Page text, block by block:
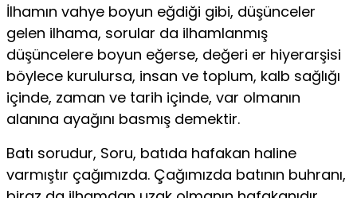
İlhamın vahye boyun eğdiği gibi, düşünceler
gelen ilhama, sorular da ilhamlanmış
düşüncelere boyun eğerse, değeri er hiyerarşisi
böylece kurulursa, insan ve toplum, kalb sağlığı
içinde, zaman ve tarih içinde, var olmanın
alanına ayağını basmış demektir.
Batı sorudur, Soru, batıda hafakan haline
varmıştır çağımızda. Çağımızda batının buhranı,